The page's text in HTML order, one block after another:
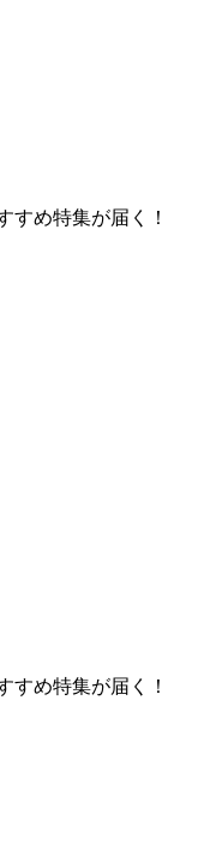
すめ特集が届く！
すめ特集が届く！